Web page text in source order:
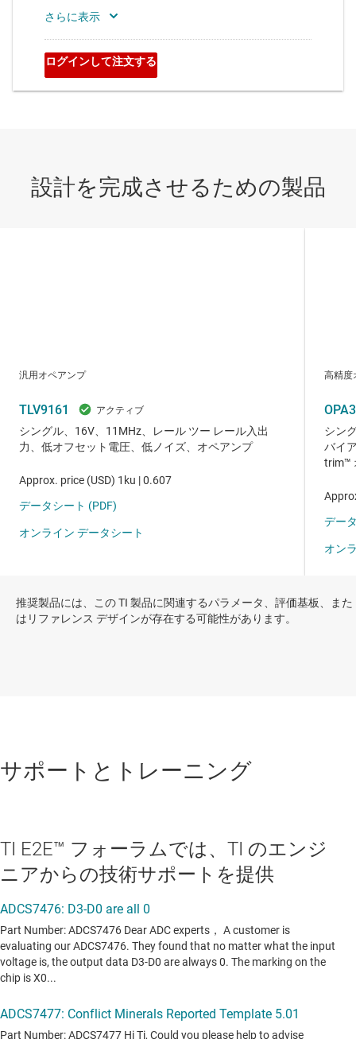
推奨製品には、この TI 製品に関連するパラメータ、評価基板、また
はリファレンス デザインが存在する可能性があります。
サポートとトレーニング
TI E2E™ フォーラムでは、TI のエンジ
ニアからの技術サポートを提供